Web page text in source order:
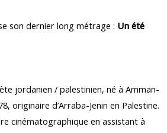
son dernier long métrage : Un été
jordanien / palestinien, né à Amman-
originaire d’Arraba-Jenin en Palestine.
cinématographique en assistant à